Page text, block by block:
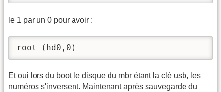
le 1 par un 0 pour avoir :
root (hd0,0)
Et oui lors du boot le disque du mbr étant la clé usb, les
numéros s'inversent. Maintenant après sauvegarde du